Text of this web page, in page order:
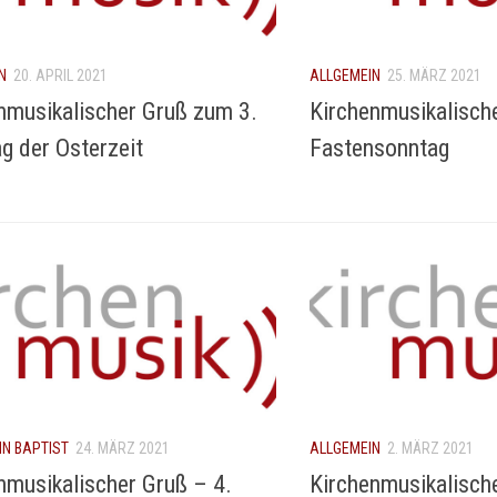
20. APRIL 2021
Gruß zum 3.
der Osterzeit
ALLGEMEIN 25. MÄRZ 2021
Fastensonntag
BAPTIST 24. MÄRZ 2021
Gruß – 4.
ALLGEMEIN 2. MÄRZ 2021